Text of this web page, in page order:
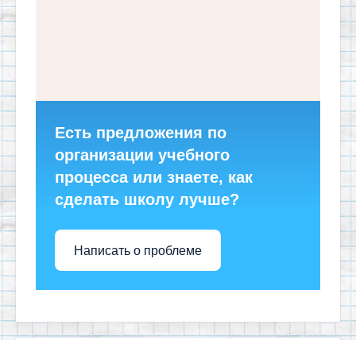
Есть предложения по
организации учебного
процесса или знаете, как
сделать школу лучше?
Написать о проблеме